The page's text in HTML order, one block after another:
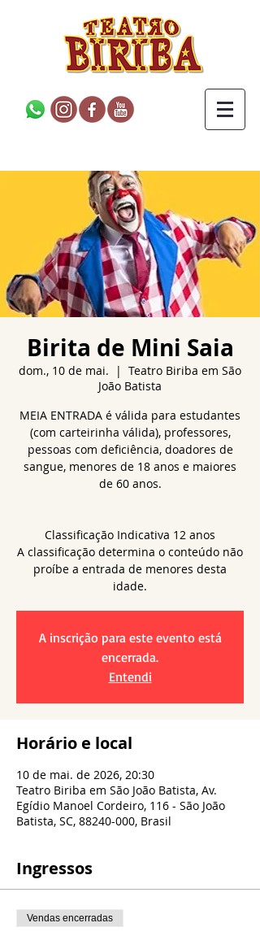
Birita de Mini Saia
dom., 10 de mai.
  |
Teatro Biriba em São
João Batista
MEIA ENTRADA é válida para estudantes
(com carteirinha válida), professores,
pessoas com deficiência, doadores de
sangue, menores de 18 anos e maiores
de 60 anos.
Classificação Indicativa 12 anos
A classificação determina o conteúdo não
proíbe a entrada de menores desta
idade.
A inscrição para este evento está
encerrada.
Entendi
Horário e local
10 de mai. de 2026, 20:30
Teatro Biriba em São João Batista, Av.
Egídio Manoel Cordeiro, 116 - São João
Batista, SC, 88240-000, Brasil
Ingressos
Vendas encerradas